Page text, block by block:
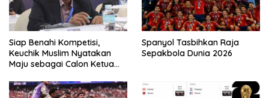
Siap Benahi Kompetisi,
Keuchik Muslim Nyatakan
Maju sebagai Calon Ketua
Spanyol Tasbihkan Raja
Sepakbola Dunia 2026